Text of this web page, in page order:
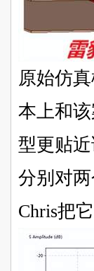
原始仿
本上和
型更贴近
分别对
Chris把